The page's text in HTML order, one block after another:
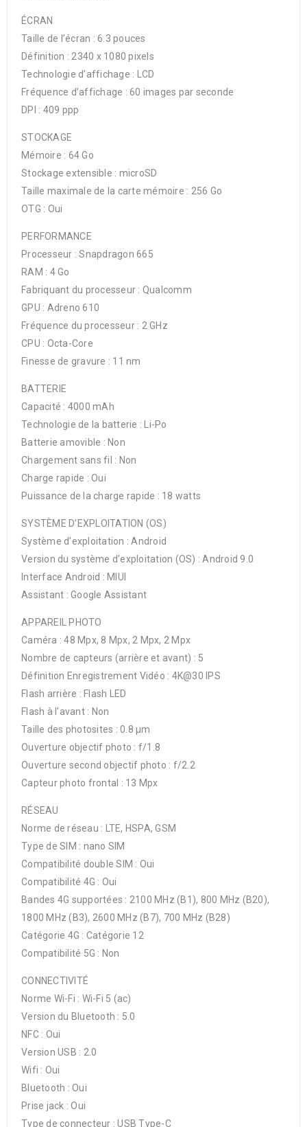
ÉCRAN
Taille de l’écran : 6.3 pouces
Définition : 2340 x 1080 pixels
Technologie d’affichage : LCD
Fréquence d’affichage : 60 images par seconde
DPI : 409 ppp
STOCKAGE
Mémoire : 64 Go
Stockage extensible : microSD
Taille maximale de la carte mémoire : 256 Go
OTG : Oui
PERFORMANCE
Processeur : Snapdragon 665
RAM : 4 Go
Fabriquant du processeur : Qualcomm
GPU : Adreno 610
Fréquence du processeur : 2 GHz
CPU : Octa-Core
Finesse de gravure : 11 nm
BATTERIE
Capacité : 4000 mAh
Technologie de la batterie : Li-Po
Batterie amovible : Non
Chargement sans fil : Non
Charge rapide : Oui
Puissance de la charge rapide : 18 watts
SYSTÈME D’EXPLOITATION (OS)
Système d’exploitation : Android
Version du système d’exploitation (OS) : Android 9.0
Interface Android : MIUI
Assistant : Google Assistant
APPAREIL PHOTO
Caméra : 48 Mpx, 8 Mpx, 2 Mpx, 2 Mpx
Nombre de capteurs (arrière et avant) : 5
Définition Enregistrement Vidéo : 4K@30 IPS
Flash arrière : Flash LED
Flash à l’avant : Non
Taille des photosites : 0.8 μm
Ouverture objectif photo : f/1.8
Ouverture second objectif photo : f/2.2
Capteur photo frontal : 13 Mpx
RÉSEAU
Norme de réseau : LTE, HSPA, GSM
Type de SIM : nano SIM
Compatibilité double SIM : Oui
Compatibilité 4G : Oui
Bandes 4G supportées : 2100 MHz (B1), 800 MHz (B20),
1800 MHz (B3), 2600 MHz (B7), 700 MHz (B28)
Catégorie 4G : Catégorie 12
Compatibilité 5G : Non
CONNECTIVITÉ
Norme Wi-Fi : Wi-Fi 5 (ac)
Version du Bluetooth : 5.0
NFC : Oui
Version USB : 2.0
Wifi : Oui
Bluetooth : Oui
Prise jack : Oui
Type de connecteur : USB Type-C